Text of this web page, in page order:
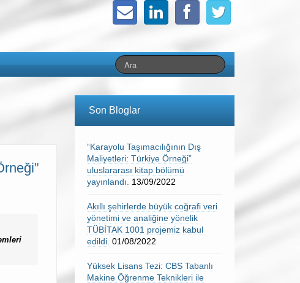
Son Bloglar
“Karayolu Taşımacılığının Dış
Maliyetleri: Türkiye Örneği”
uluslararası kitap bölümü
yayınlandı.
13/09/2022
Akıllı şehirlerde büyük coğrafi veri
yönetimi ve analiğine yönelik
TÜBİTAK 1001 projemiz kabul
edildi. 01/08/2022
Yüksek Lisans Tezi: CBS Tabanlı
Makine Öğrenme Teknikleri ile